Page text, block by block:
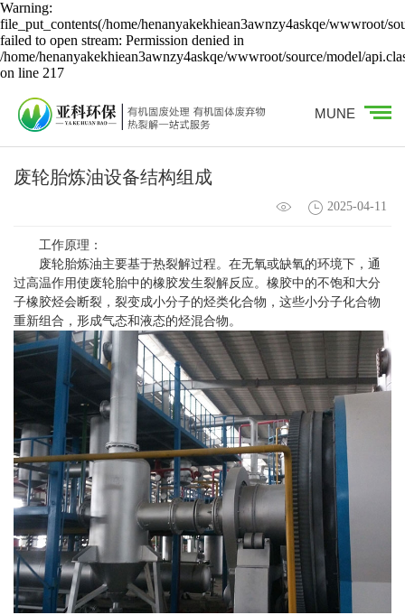
Warning:
file_put_contents(/home/henanyakekhiean3awnzy4askqe/wwwroot/
failed to open stream: Permission denied in
/home/henanyakekhiean3awnzy4askqe/wwwroot/source/model/
on line 217
MUNE
废轮胎炼油设备结构组成
2025-04-11
工作原理：
废轮胎炼油主要基于热裂解过程。在无氧或缺氧的环境下，通
过高温作用使废轮胎中的橡胶发生裂解反应。橡胶中的不饱和大分
子橡胶烃会断裂，裂变成小分子的烃类化合物，这些小分子化合物
重新组合，形成气态和液态的烃混合物。